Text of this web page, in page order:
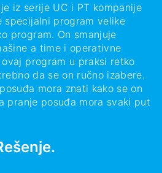
iz serije UC i PT kompanije
specijalni program velike
program. On smanjuje
a time i operativne
program u praksi retko
da se on ručno izabere.
mora znati kako se on
pranje posuđa mora svaki put